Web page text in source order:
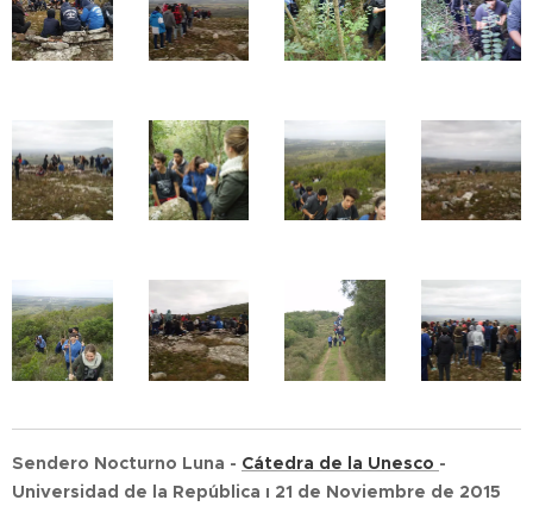
Sendero Nocturno Luna - Cátedra de la Unesco -
Universidad de la República ı 21 de Noviembre de 2015